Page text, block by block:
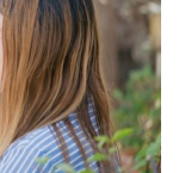
懂父親的
是在一次
子一起長
獨立自